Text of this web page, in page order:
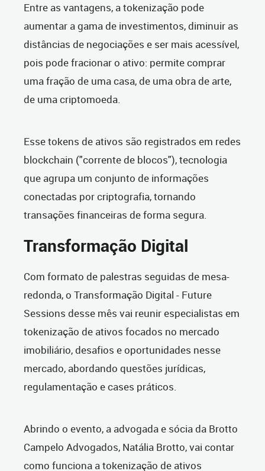
Entre as vantagens, a tokenização pode
aumentar a gama de investimentos, diminuir as
distâncias de negociações e ser mais acessível,
pois pode fracionar o ativo: permite comprar
uma fração de uma casa, de uma obra de arte,
de uma criptomoeda.
Esse tokens de ativos são registrados em redes
blockchain ("corrente de blocos"), tecnologia
que agrupa um conjunto de informações
conectadas por criptografia, tornando
transações financeiras de forma segura.
Transformação Digital
Com formato de palestras seguidas de mesa-
redonda, o Transformação Digital - Future
Sessions desse mês vai reunir especialistas em
tokenização de ativos focados no mercado
imobiliário, desafios e oportunidades nesse
mercado, abordando questões jurídicas,
regulamentação e cases práticos.
Abrindo o evento, a advogada e sócia da Brotto
Campelo Advogados, Natália Brotto, vai contar
como funciona a tokenização de ativos